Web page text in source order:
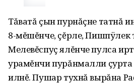
Тăватă çын пурнăçне татнă
8-мĕшĕнче‚ çĕрле‚ Пишпÿлек
Мелевĕспуç ялĕнче пулса
урамĕнчи пурăнмалли
илнĕ. Пушар тухнă вырăна